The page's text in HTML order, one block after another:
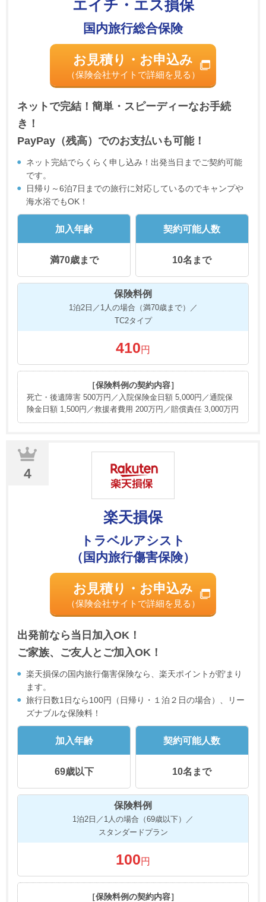
エイチ・エス損保
国内旅行総合保険
お見積り・お申込み
（保険会社サイトで詳細を見る）
ネットで完結！簡単・スピーディーなお手続
き！
PayPay（残高）でのお支払いも可能！
ネット完結でらくらく申し込み！出発当日までご契約可能
です。
日帰り～6泊7日までの旅行に対応しているのでキャンプや
海水浴でもOK！
加入年齢
満70歳まで
契約可能人数
10名まで
保険料例
1泊2日／1人の場合（満70歳まで）／
TC2タイプ
410円
［保険料例の契約内容］
死亡・後遺障害 500万円／入院保険金日額 5,000円／通院保
険金日額 1,500円／救援者費用 200万円／賠償責任 3,000万円
４
楽天損保
トラベルアシスト
（国内旅行傷害保険）
お見積り・お申込み
（保険会社サイトで詳細を見る）
出発前なら当日加入OK！
ご家族、ご友人とご加入OK！
楽天損保の国内旅行傷害保険なら、楽天ポイントが貯まり
ます。
旅行日数1日なら100円（日帰り・１泊２日の場合）、リー
ズナブルな保険料！
加入年齢
69歳以下
契約可能人数
10名まで
保険料例
1泊2日／1人の場合（69歳以下）／
スタンダードプラン
100円
［保険料例の契約内容］